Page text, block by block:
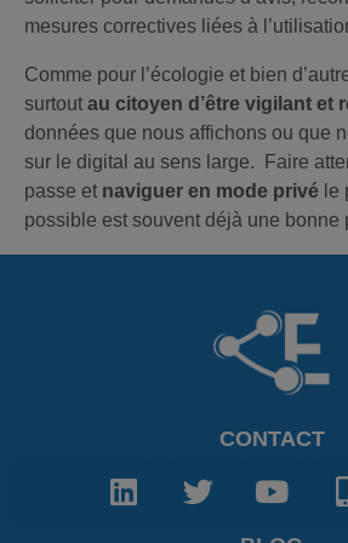
mesures correctives liées à
Comme pour l’écologie et bien
surtout au citoyen d’être vigilant et
données que nous affichons ou que
sur le digital au sens large. Faire
passe et naviguer en mode privé le
possible est souvent déjà une
CONTACT